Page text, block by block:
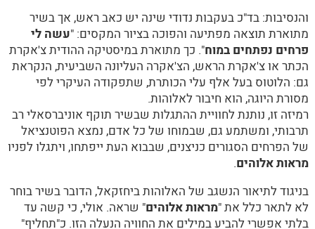
והנסיבות: בד"כ בעקבות נדודי שינה יש כאב ראש, אך בשיר
מתוארת תוצאה מפתיעה והפוכה בציור המקסים: "עשה לי
פרחים נפתחים במוח". כך מתוארת במיסטיקה ההודית צ'אקרת
הכתר או צ'אקרת הראש, הצ'אקרה העליונה השביעית, הנקראת
גם: הלוטוס בעל אלף עלי הכותרת, שתפקודה העיקרי לפי
מסורת היוגה, הוא חיבור לאלוהות.
רמיזה זו, נותנת לחוויית ההתגלות שבשיר תוקף אוניברסאלי רב
תרבותי, ומשתמע גם, שבמוחו של כל אדם, נמצא הפוטנציאל
של הפרחים הסגורים כניצנים, שבבוא העת ייפתחו, ויתגלו לפניו
מראות אלוהים.
בניגוד לתיאור הנשגב של האלוהות ביחזקאל, הדובר בשיר בוחר
לא לתאר כלל את "מראות אלוהים" שראה. אולי, כי קשה עד
בלתי אפשרי להביע במילים את החוויה הנעלה הזו. כ"תחליף"